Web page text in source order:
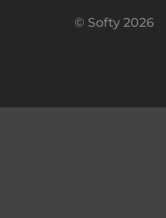
© Softy 2026